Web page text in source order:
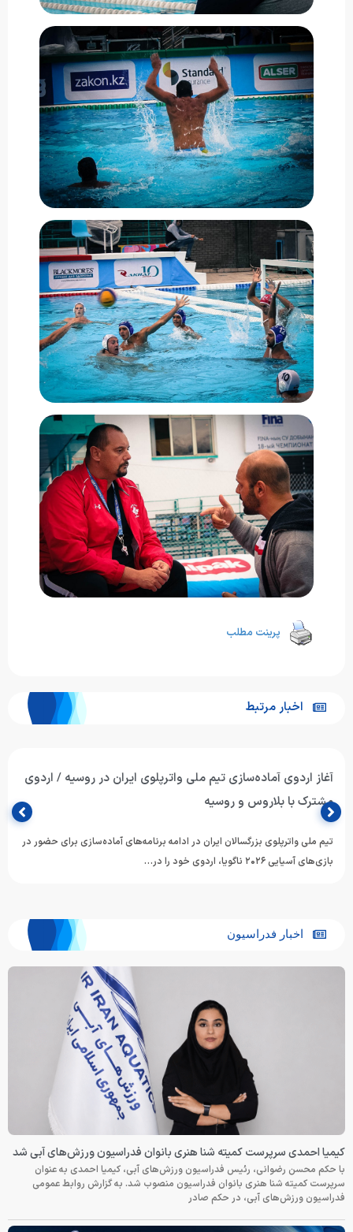
پرینت مطلب
اخبار مرتبط
آغاز اردوی آماده‌سازی تیم ملی واترپلوی ایران در روسیه / اردوی
مشترک با بلاروس و روسیه
تیم ملی واترپلوی بزرگسالان ایران در ادامه برنامه‌های آماده‌سازی برای حضور در
بازی‌های آسیایی ۲۰۲۶ ناگویا، اردوی خود را در…
اخبار فدراسیون
کیمیا احمدی سرپرست کمیته شنا هنری بانوان فدراسیون ورزش‌های آبی شد
با حکم محسن رضوانی، رئیس فدراسیون ورزش‌های آبی، کیمیا احمدی به عنوان
سرپرست کمیته شنا هنری بانوان فدراسیون منصوب شد. به گزارش روابط عمومی
فدراسیون ورزش‌های آبی، در حکم صادر